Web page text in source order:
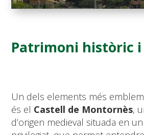
Patrimoni històric
Un dels elements més
és el Castell de Montornès,
d’origen medieval situada en